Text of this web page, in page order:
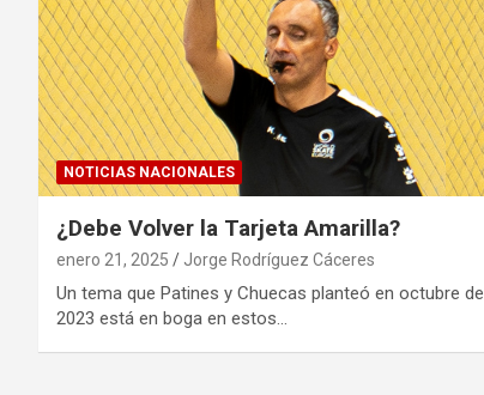
NOTICIAS NACIONALES
¿Debe Volver la Tarjeta Amarilla?
enero 21, 2025 Jorge Rodríguez Cáceres
Un tema que Patines y Chuecas planteó en octubre de
2023 está en boga en estos…